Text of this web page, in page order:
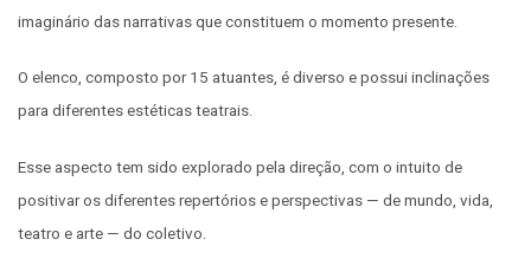
imaginário das narrativas que constituem o momento presente.
O elenco, composto por 15 atuantes, é diverso e possui inclinações
para diferentes estéticas teatrais.
Esse aspecto tem sido explorado pela direção, com o intuito de
positivar os diferentes repertórios e perspectivas — de mundo, vida,
teatro e arte — do coletivo.